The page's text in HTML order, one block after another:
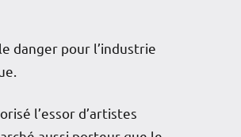
danger pour l’industrie
l’essor d’artistes